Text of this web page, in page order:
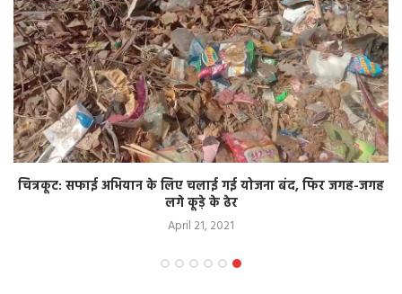
चित्रकूट: सफाई अभियान के लिए चलाई गई योजना बंद, फिर जगह-जगह
लगे कूड़े के ढेर
April 21, 2021